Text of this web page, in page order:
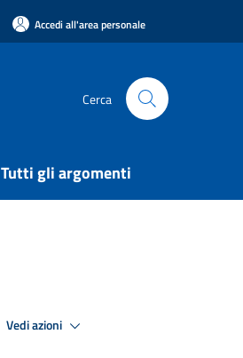
Accedi all'area personale
Cerca
Tutti gli argomenti
Vedi azioni